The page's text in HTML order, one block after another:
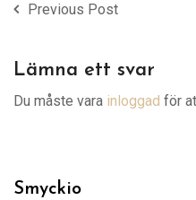
Previous Post
Lämna ett svar
Du måste vara inloggad för
Smyckio